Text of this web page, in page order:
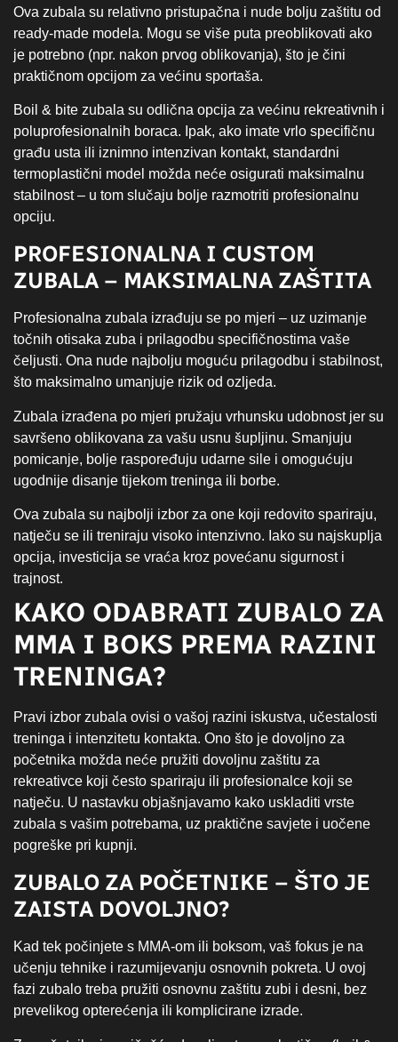
Ova zubala su relativno pristupačna i nude bolju zaštitu od
ready-made modela. Mogu se više puta preoblikovati ako
je potrebno (npr. nakon prvog oblikovanja), što je čini
praktičnom opcijom za većinu sportaša.
Boil & bite zubala su odlična opcija za većinu rekreativnih i
poluprofesionalnih boraca. Ipak, ako imate vrlo specifičnu
građu usta ili iznimno intenzivan kontakt, standardni
termoplastični model možda neće osigurati maksimalnu
stabilnost – u tom slučaju bolje razmotriti profesionalnu
opciju.
PROFESIONALNA I CUSTOM
ZUBALA – MAKSIMALNA ZAŠTITA
Profesionalna zubala izrađuju se po mjeri – uz uzimanje
točnih otisaka zuba i prilagodbu specifičnostima vaše
čeljusti. Ona nude najbolju moguću prilagodbu i stabilnost,
što maksimalno umanjuje rizik od ozljeda.
Zubala izrađena po mjeri pružaju vrhunsku udobnost jer su
savršeno oblikovana za vašu usnu šupljinu. Smanjuju
pomicanje, bolje raspoređuju udarne sile i omogućuju
ugodnije disanje tijekom treninga ili borbe.
Ova zubala su najbolji izbor za one koji redovito spariraju,
natječu se ili treniraju visoko intenzivno. Iako su najskuplja
opcija, investicija se vraća kroz povećanu sigurnost i
trajnost.
KAKO ODABRATI ZUBALO ZA
MMA I BOKS PREMA RAZINI
TRENINGA?
Pravi izbor zubala ovisi o vašoj razini iskustva, učestalosti
treninga i intenzitetu kontakta. Ono što je dovoljno za
početnika možda neće pružiti dovoljnu zaštitu za
rekreativce koji često spariraju ili profesionalce koji se
natječu. U nastavku objašnjavamo kako uskladiti vrste
zubala s vašim potrebama, uz praktične savjete i uočene
pogreške pri kupnji.
ZUBALO ZA POČETNIKE – ŠTO JE
ZAISTA DOVOLJNO?
Kad tek počinjete s MMA-om ili boksom, vaš fokus je na
učenju tehnike i razumijevanju osnovnih pokreta. U ovoj
fazi zubalo treba pružiti osnovnu zaštitu zubi i desni, bez
prevelikog opterećenja ili komplicirane izrade.